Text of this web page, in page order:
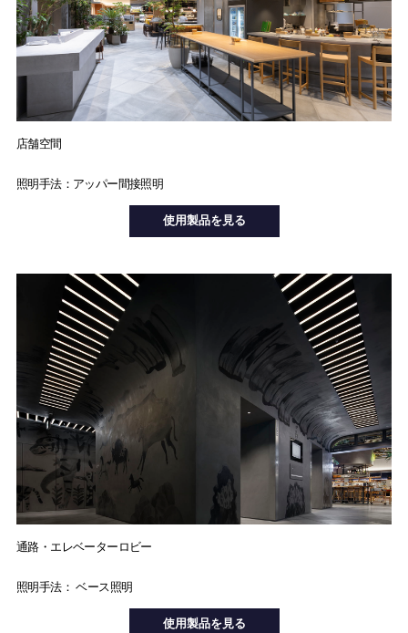
店舗空間
照明手法：アッパー間接照明
使用製品を見る
通路・エレベーターロビー
照明手法： ベース照明
使用製品を見る